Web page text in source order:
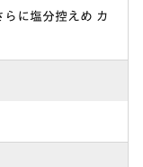
に塩分控えめ カ